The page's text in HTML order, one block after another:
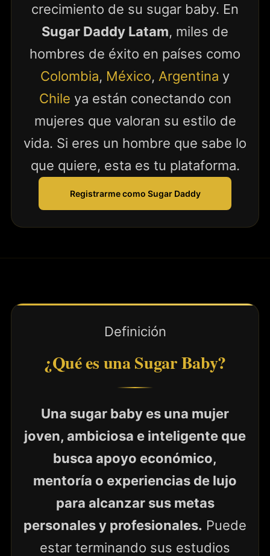
crecimiento de su sugar baby. En
Sugar Daddy Latam, miles de
hombres de éxito en países como
Colombia, México, Argentina y
Chile ya están conectando con
mujeres que valoran su estilo de
vida. Si eres un hombre que sabe lo
que quiere, esta es tu plataforma.
Registrarme como Sugar Daddy
Definición
¿Qué es una Sugar Baby?
Una sugar baby es una mujer
joven, ambiciosa e inteligente que
busca apoyo económico,
mentoría o experiencias de lujo
para alcanzar sus metas
personales y profesionales. Puede
estar terminando sus estudios